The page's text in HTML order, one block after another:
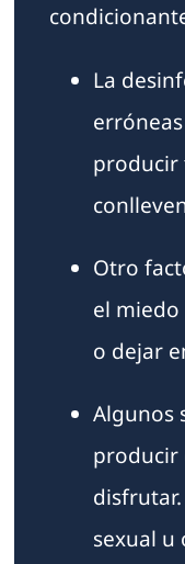
La
producir
Otro
el miedo
o dejar
Algunos
producir
sexual u